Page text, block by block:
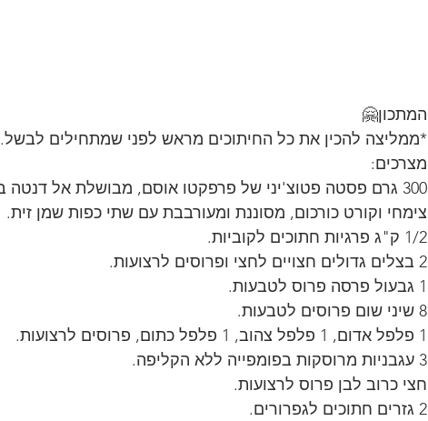
המתכון🤗
*ממליצה להכין את כל החיתוכים מראש לפני שמתחילים לבשל.
מצרכים:
צימחי וקורט כורכום, מסוננת ומעורבבת עם שתי כפות שמן זית.
1/2 ק"ג פרגיות חתוכים לקוביות.
2 בצלים גדולים חצויים לחצי ופרוסים לרצועות.
1 גבעול פרסה פרוס לטבעות.
8 שיני שום פרוסים לטבעות.
1 פלפל אדום, 1 פלפל צהוב, 1 פלפל כתום, פרוסים לרצועות.
3 עגבניות מרוסקות בפומפייה ללא הקליפה.
חצי כרוב לבן פרוס לרצועות.
2 גזרים חתוכים לגפרורים.